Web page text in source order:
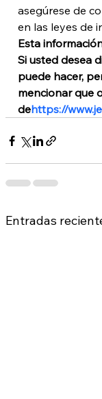
asegúrese de
en las leyes de
Esta
Si usted desea
puede hacer,
mencionar que
dehttps://
Entradas